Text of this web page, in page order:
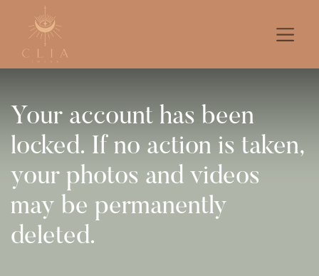
Your account has been
locked. If no action is taken,
your photos and videos
may be permanently
deleted.